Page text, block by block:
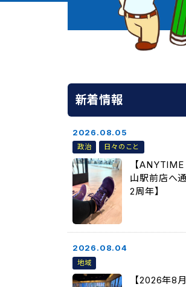
新着情報
2026.08.05
政治 日々のこと
【
山駅前店へ
2周年】
2026.08.04
地域
【2026年8